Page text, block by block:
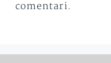
comentari.